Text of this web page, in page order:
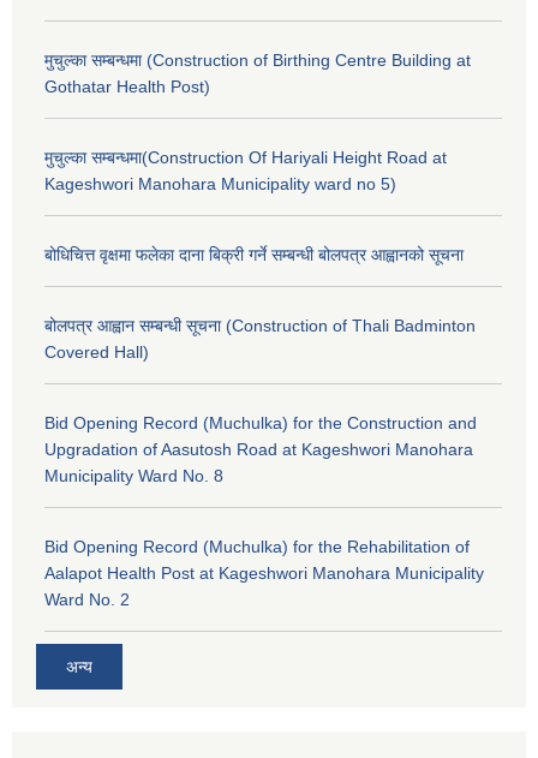
मुचुल्का सम्बन्धमा (Construction of Birthing Centre Building at
Gothatar Health Post)
मुचुल्का सम्बन्धमा(Construction Of Hariyali Height Road at
Kageshwori Manohara Municipality ward no 5)
बोधिचित्त वृक्षमा फलेका दाना बिक्री गर्ने सम्बन्धी बोलपत्र आह्वानको सूचना
बोलपत्र आह्वान सम्बन्धी सूचना (Construction of Thali Badminton
Covered Hall)
Bid Opening Record (Muchulka) for the Construction and
Upgradation of Aasutosh Road at Kageshwori Manohara
Municipality Ward No. 8
Bid Opening Record (Muchulka) for the Rehabilitation of
Aalapot Health Post at Kageshwori Manohara Municipality
Ward No. 2
अन्य